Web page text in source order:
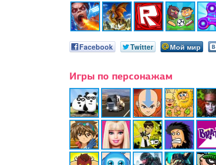
Facebook Twitter Мой мир
Игры по персонажам